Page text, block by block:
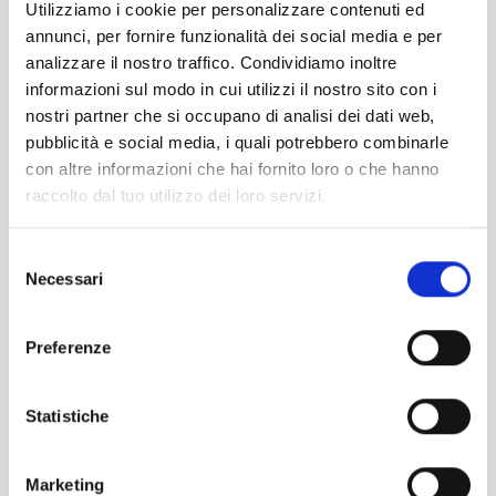
Utilizziamo i cookie per personalizzare contenuti ed
annunci, per fornire funzionalità dei social media e per
analizzare il nostro traffico. Condividiamo inoltre
informazioni sul modo in cui utilizzi il nostro sito con i
nostri partner che si occupano di analisi dei dati web,
pubblicità e social media, i quali potrebbero combinarle
con altre informazioni che hai fornito loro o che hanno
raccolto dal tuo utilizzo dei loro servizi.
delNecessari
Preferenze
Statistiche
Marketing
specifiche, migliorandone la gestione, la pianificazione e
la progettazione finanziaria.
L’Advisor opera per conto di Garanzia Etica in attività di
monitoraggio, consulenza sulla pianificazione e
progettazione finanziaria, business due diligence,
financial due diligence e debt sustainability.
La rete di Advisor convenzionati è coinvolta attivamente
nelle attività di monitoraggio del portafoglio di Garanzia
Etica. L’Advisor svolge visite aziendali sul territorio
nazionale, nella fase iniziale di valutazione dell’impresa
prevenire situazioni di difficile gestione e recupero.